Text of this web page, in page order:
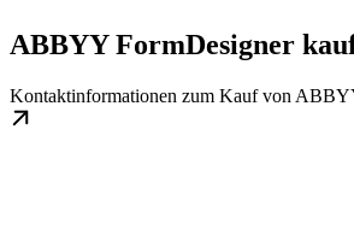
ABBYY FormDesigner
Kontaktinformationen zum Kauf von